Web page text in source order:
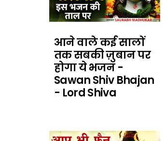
आने वाले कई सालों
तक सबकी ज़ुबान पर
होगा ये भजन -
Sawan Shiv Bhajan
- Lord Shiva